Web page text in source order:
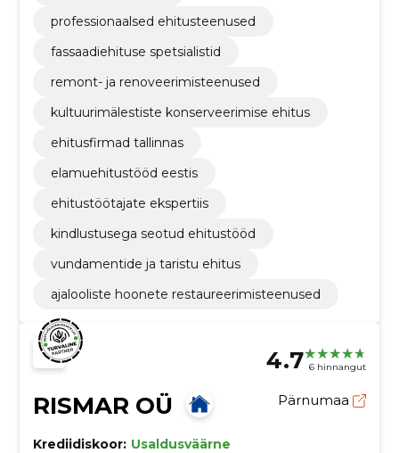
professionaalsed ehitusteenused
fassaadiehituse spetsialistid
remont- ja renoveerimisteenused
kultuurimälestiste konserveerimise ehitus
ehitusfirmad tallinnas
elamuehitustööd eestis
ehitustöötajate ekspertiis
kindlustusega seotud ehitustööd
vundamentide ja taristu ehitus
ajalooliste hoonete restaureerimisteenused
4.7 6 hinnangut
RISMAR OÜ Pärnumaa
Krediidiskoor: Usaldusväärne